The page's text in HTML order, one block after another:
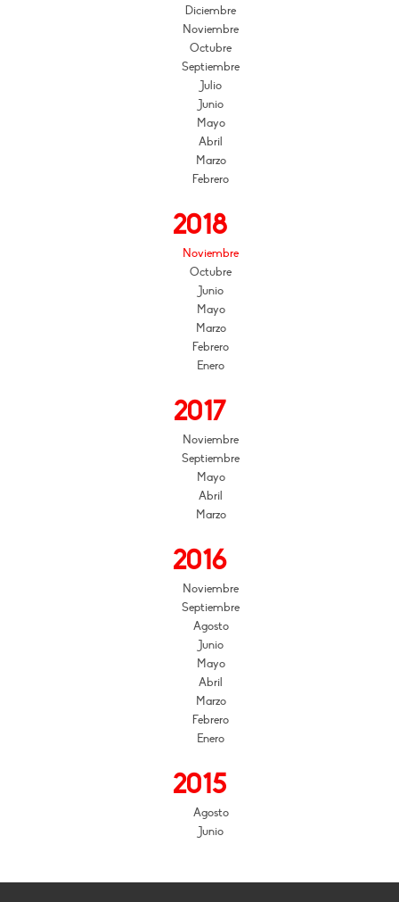
Diciembre
Noviembre
Octubre
Septiembre
Julio
Junio
Mayo
Abril
Marzo
Febrero
2018
Noviembre
Octubre
Junio
Mayo
Marzo
Febrero
Enero
2017
Noviembre
Septiembre
Mayo
Abril
Marzo
2016
Noviembre
Septiembre
Agosto
Junio
Mayo
Abril
Marzo
Febrero
Enero
2015
Agosto
Junio